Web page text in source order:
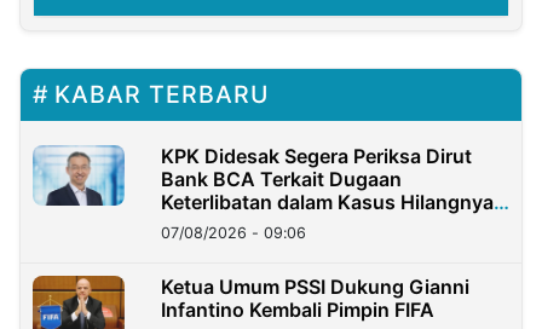
KABAR TERBARU
KPK Didesak Segera Periksa Dirut
Bank BCA Terkait Dugaan
Keterlibatan dalam Kasus Hilangnya
Dana Nasabah Rp2,58 Miliar
07/08/2026 - 09:06
Ketua Umum PSSI Dukung Gianni
Infantino Kembali Pimpin FIFA